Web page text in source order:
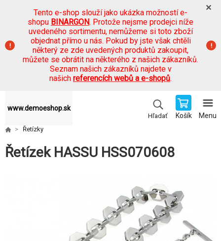
Tento e-shop slouží jako ukázka možností e-
shopu BINARGON. Protože nejsme prodejci níže
uvedeného sortimentu, nemůžeme si toto zboží
objednat přímo u nás. Pokud by jste však chtěli
některý ze zde uvedených produktů zakoupit,
můžete se obrátit na některého z našich zákazníků.
Seznam našich zákazníků najdete v
našich referencích webů a e-shopů.
www.demoeshop.sk
Hľadať Košík Menu
Řetízky
Řetízek HASSU HSS070608